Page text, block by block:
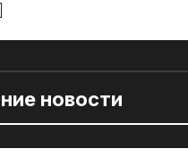
новости